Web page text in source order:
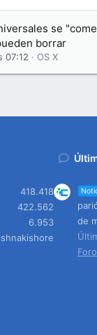
se
borrar
07:12 OS X
418.418
422.562
6.953
de